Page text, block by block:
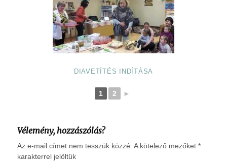
DIAVETÍTÉS INDÍTÁSA
1 2 ►
Vélemény, hozzászólás?
Az e-mail címet nem tesszük közzé. A kötelező mezőket *
karakterrel jelöltük